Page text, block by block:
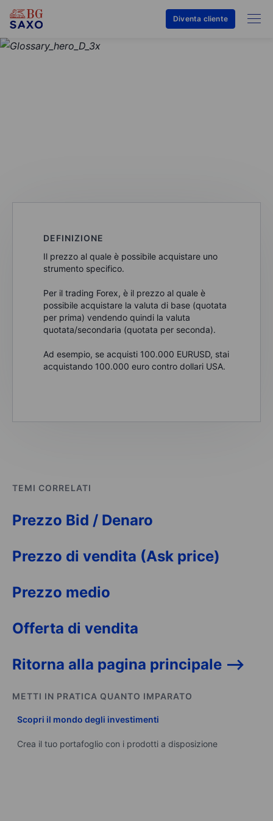
Diventa cliente
DEFINIZIONE
Il prezzo al quale è possibile acquistare uno
strumento specifico.
Per il trading Forex, è il prezzo al quale è
possibile acquistare la valuta di base (quotata
per prima) vendendo quindi la valuta
quotata/secondaria (quotata per seconda).
Ad esempio, se acquisti 100.000 EURUSD, stai
acquistando 100.000 euro contro dollari USA.
TEMI CORRELATI
Prezzo Bid / Denaro
Prezzo di vendita (Ask price)
Prezzo medio
Offerta di vendita
Ritorna alla pagina principale -->
METTI IN PRATICA QUANTO IMPARATO
Scopri il mondo degli investimenti
Crea il tuo portafoglio con i prodotti a disposizione